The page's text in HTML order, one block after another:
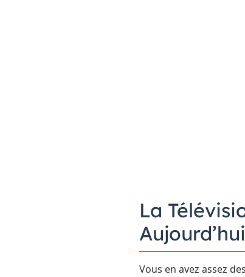
La
Aujourd’hui
Vous en avez assez